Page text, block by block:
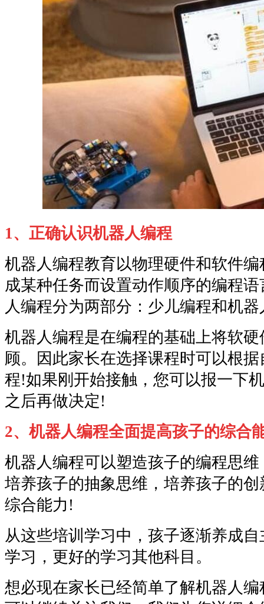
1、正确认识机器人编程
机器人编程教育以物理硬件和软件
成某种任务而设置动作顺序的编程
人编程分为两部分：少儿编程和机器
机器人编程是在编程的基础上将软
顾。因此家长在选择课程时可以根
程!如果刚开始接触，您可以报一下
之后再做决定!
2、机器人编程全面提高孩子的综合
机器人编程可以塑造孩子的编程思
培养孩子的抽象思维，培养孩子的
综合能力!
从这些培训学习中，孩子逐渐养成
学习，更好的学习其他科目。
想必现在家长已经简单了解机器人